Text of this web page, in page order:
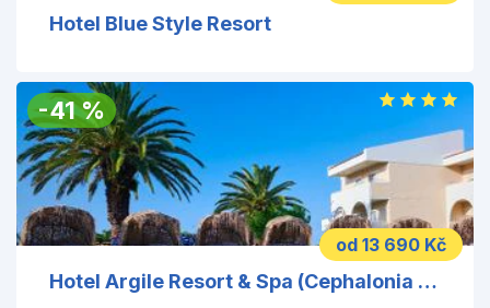
Hotel Blue Style Resort
od 13 690 Kč
-41%
Hotel Argile Resort & Spa (Cephalonia Palace)